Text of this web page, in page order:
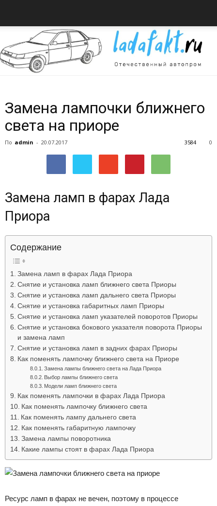
ВАЗ
Замена лампочки ближнего
света на приоре
По admin - 20.07.2017 0
3584
Замена ламп в фарах Лада
Приора
Содержание
Замена ламп в фарах Лада Приора
Снятие и установка ламп ближнего света Приоры
Снятие и установка ламп дальнего света Приоры
Снятие и установка габаритных ламп Приоры
Снятие и установка ламп указателей поворотов Приоры
Снятие и установка бокового указателя поворота Приоры
и замена ламп
Снятие и установка ламп в задних фарах Приоры
Как поменять лампочку ближнего света на Приоре
Замена лампы ближнего света на Лада Приора
Выбор лампы ближнего света
Модели ламп ближнего света
Как поменять лампочки в фарах Лада Приора
Как поменять лампочку ближнего света
Как поменять лампу дальнего света
Как поменять габаритную лампочку
Замена лампы поворотника
Какие лампы стоят в фарах Лада Приора
Ресурс ламп в фарах не вечен, поэтому в процессе